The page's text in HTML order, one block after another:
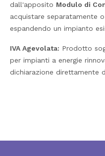
dall'apposito Modulo di
acquistare separatamente
espandendo un impianto
IVA Agevolata: Prodotto
per impianti a energie
dichiarazione direttamente